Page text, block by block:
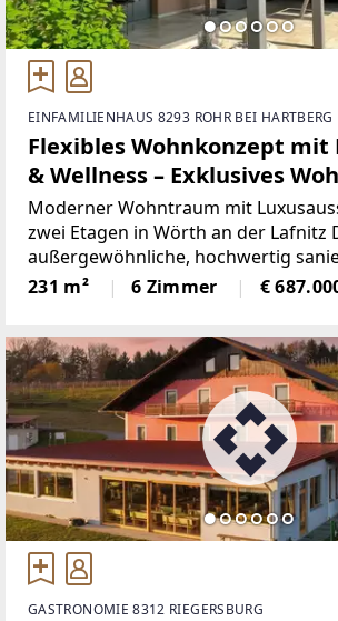
EINFAMILIENHAUS 8293 ROHR BEI HARTBERG
Flexibles Wohnkonzept mit
& Wellness – Exklusives
Wörth a. d. Lafnitz
Moderner Wohntraum mit
zwei Etagen in Wörth an der Lafnitz
außergewöhnliche, hochwertig
überzeugt durch Großzügigkeit,
und maximale Nutzungsflexibilität.
231 m² 6 Zimmer €
GASTRONOMIE 8312 RIEGERSBURG